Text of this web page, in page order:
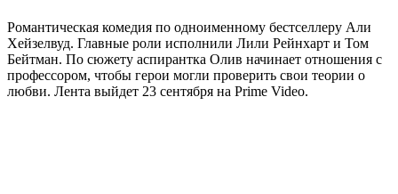
Романтическая комедия по одноименному бестселлеру Али
Хейзелвуд. Главные роли исполнили Лили Рейнхарт и Том
Бейтман. По сюжету аспирантка Олив начинает отношения с
профессором, чтобы герои могли проверить свои теории о
любви. Лента выйдет 23 сентября на Prime Video.